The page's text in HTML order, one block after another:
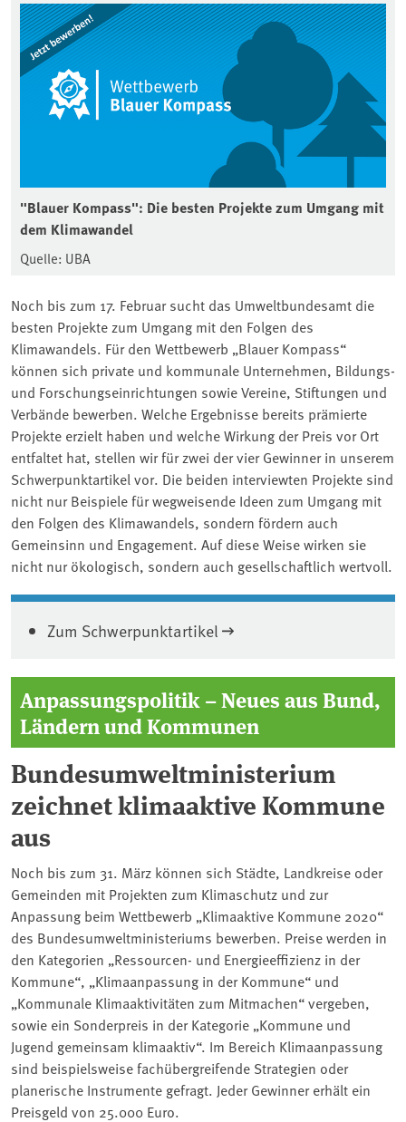
"Blauer Kompass": Die besten Projekte zum Umgang mit
dem Klimawandel
Quelle: UBA
Noch bis zum 17. Februar sucht das Umweltbundesamt die
besten Projekte zum Umgang mit den Folgen des
Klimawandels. Für den Wettbewerb „Blauer Kompass“
können sich private und kommunale Unternehmen, Bildungs-
und Forschungseinrichtungen sowie Vereine, Stiftungen und
Verbände bewerben. Welche Ergebnisse bereits prämierte
Projekte erzielt haben und welche Wirkung der Preis vor Ort
entfaltet hat, stellen wir für zwei der vier Gewinner in unserem
Schwerpunktartikel vor. Die beiden interviewten Projekte sind
nicht nur Beispiele für wegweisende Ideen zum Umgang mit
den Folgen des Klimawandels, sondern fördern auch
Gemeinsinn und Engagement. Auf diese Weise wirken sie
nicht nur ökologisch, sondern auch gesellschaftlich wertvoll.
Zum Schwerpunktartikel
Anpassungspolitik – Neues aus Bund,
Ländern und Kommunen
Bundesumweltministerium
zeichnet klimaaktive Kommune
aus
Noch bis zum 31. März können sich Städte, Landkreise oder
Gemeinden mit Projekten zum Klimaschutz und zur
Anpassung beim Wettbewerb „Klimaaktive Kommune 2020“
des Bundesumweltministeriums bewerben. Preise werden in
den Kategorien „Ressourcen- und Energieeffizienz in der
Kommune“, „Klimaanpassung in der Kommune“ und
„Kommunale Klimaaktivitäten zum Mitmachen“ vergeben,
sowie ein Sonderpreis in der Kategorie „Kommune und
Jugend gemeinsam klimaaktiv“. Im Bereich Klimaanpassung
sind beispielsweise fachübergreifende Strategien oder
planerische Instrumente gefragt. Jeder Gewinner erhält ein
Preisgeld von 25.000 Euro.